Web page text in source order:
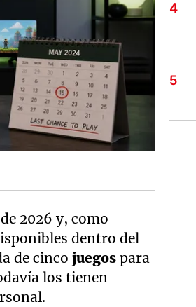
de 2026 y, como
dentro del
de cinco juegospara
los tienen